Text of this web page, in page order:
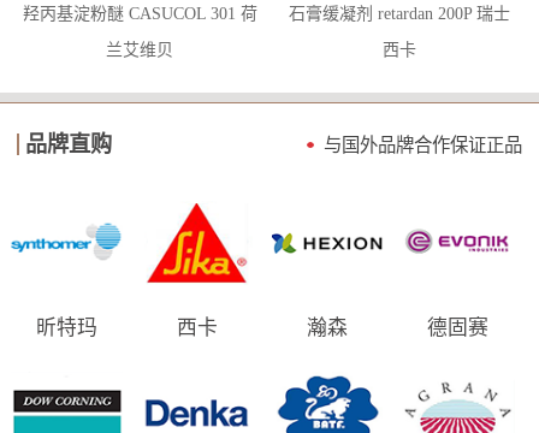
羟丙基淀粉醚 CASUCOL 301 荷
兰艾维贝
石膏缓凝剂 retardan 200P 瑞士
西卡
品牌直购 与国外品牌合作保证正品
昕特玛 西卡 瀚森 德固赛